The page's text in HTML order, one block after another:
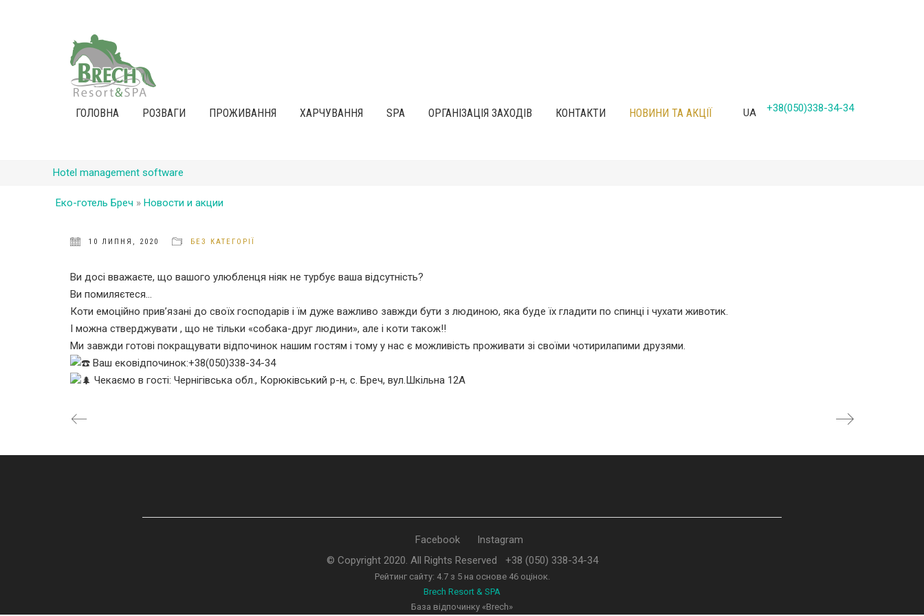
ГОЛОВНА РОЗВАГИ ПРОЖИВАННЯ ХАРЧУВАННЯ SPA ОРГАНІЗАЦІЯ ЗАХОДІВ КОНТАКТИ НОВИНИ ТА АКЦІЇ UA +38(050)338-34-34
Hotel management software
Еко-готель Бреч » Новости и акции
10 ЛИПНЯ, 2020 БЕЗ КАТЕГОРІЇ
Ви досі вважаєте, що вашого улюбленця ніяк не турбує ваша відсутність?
Ви помиляєтеся…
Коти емоційно прив’язані до своїх господарів і їм дуже важливо завжди бути з людиною, яка буде їх гладити по спинці і чухати животик.
І можна стверджувати , що не тільки «собака-друг людини», але і коти також!!
Ми завжди готові покращувати відпочинок нашим гостям і тому у нас є можливість проживати зі своїми чотирилапими друзями.
Ваш ековідпочинок:+38(050)338-34-34
Чекаємо в гості: Чернігівська обл., Корюківський р-н, с. Бреч, вул.Шкільна 12А
Facebook
Instagram
© Copyright 2020. All Rights Reserved +38 (050) 338-34-34
Рейтинг сайту: 4.7з 5 на основе 46оцінок.
Brech Resort & SPA
База відпочинку «Brech»